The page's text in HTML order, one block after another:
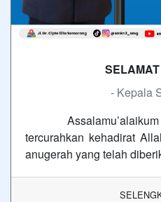
- Kepala
tercurahkan kehadirat
anugerah yang telah